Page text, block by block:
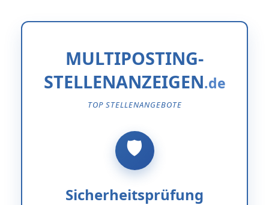
MULTIPOSTING-
STELLENANZEIGEN
TOP STELLENANGEBOTE
Sicherheitsprüfung